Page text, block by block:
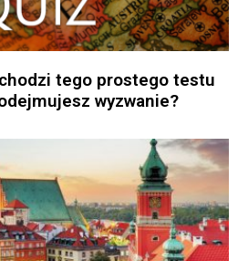
tego prostego testu
wyzwanie?